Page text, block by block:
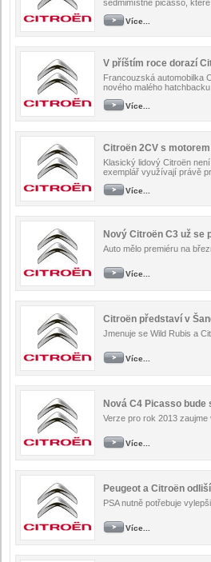
sedmimístné picasso,
Více...
V příštím roce dorazí
Francouzská automobilka
nového malého hatchbacku
Více...
Citroën 2CV s
Klasický lidový Citroën
exemplář využívají právě
Více...
Nový Citroën C3 už se
Auto mělo premiéru na
Více...
Citroën představí v
Jmenuje se Wild Rubis a
Více...
Nová C4 Picasso
Verze pro rok 2013
Více...
Peugeot a Citroën
PSA nutně potřebuje
Více...